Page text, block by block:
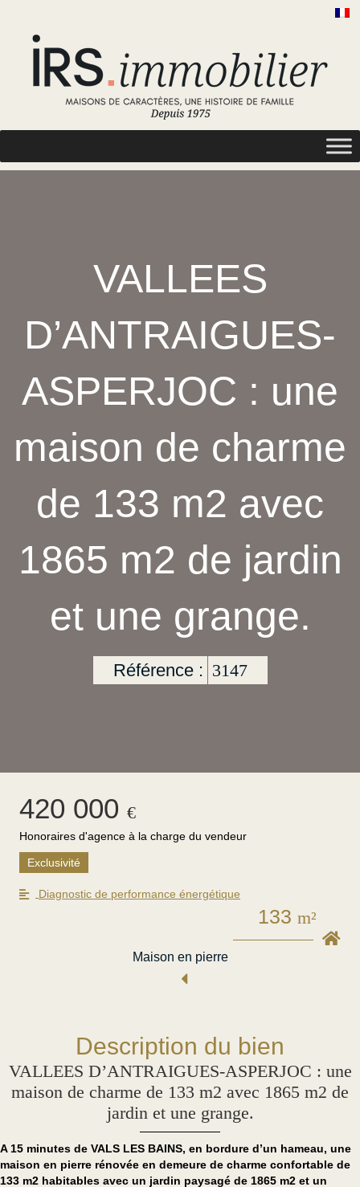
VALLEES
D’ANTRAIGUES-
ASPERJOC : une
maison de charme
de 133 m2 avec
1865 m2 de jardin
et une grange.
Référence : 3147
420 000 €
Honoraires d'agence à la charge du vendeur
Exclusivité
Diagnostic de performance énergétique
133 m²
Maison en pierre
Description du bien
VALLEES D’ANTRAIGUES-ASPERJOC : une
maison de charme de 133 m2 avec 1865 m2 de
jardin et une grange.
A 15 minutes de VALS LES BAINS, en bordure d’un hameau, une
maison en pierre rénovée en demeure de charme confortable de
133 m2 habitables avec un jardin paysagé de 1865 m2 et un